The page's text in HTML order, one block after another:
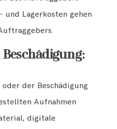
und Lagerkosten gehen
der Beschädigung
Aufnahmen
digitale